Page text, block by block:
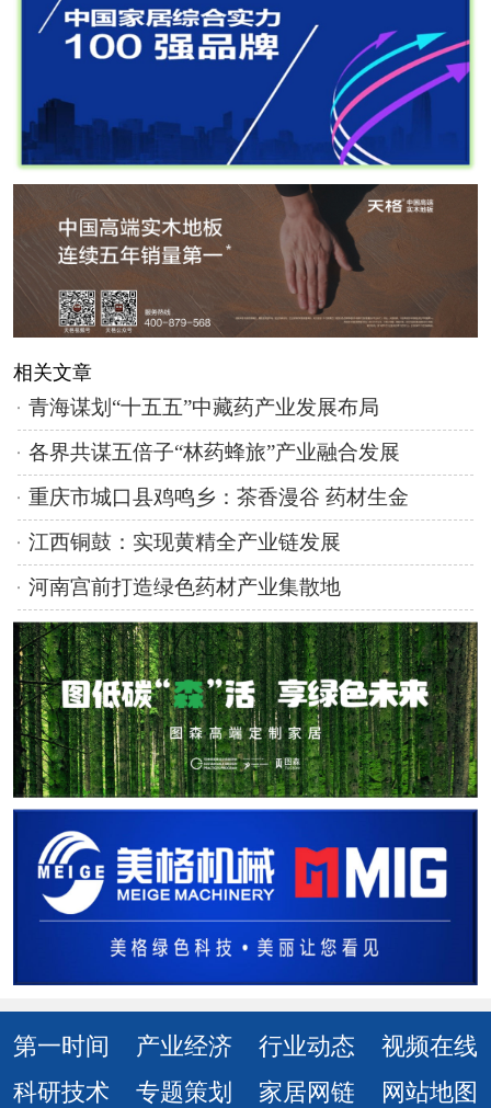
相关文章
青海谋划“十五五”中藏药产业发展布局
各界共谋五倍子“林药蜂旅”产业融合发展
重庆市城口县鸡鸣乡：茶香漫谷 药材生金
江西铜鼓：实现黄精全产业链发展
河南宫前打造绿色药材产业集散地
第一时间 产业经济 行业动态
视频在线
科研技术
专题策划 家居网链 网站地图